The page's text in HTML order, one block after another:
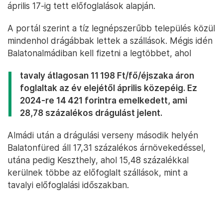
április 17-ig tett előfoglalások alapján.
A portál szerint a tíz legnépszerűbb település közül
mindenhol drágábbak lettek a szállások. Mégis idén
Balatonalmádiban kell fizetni a legtöbbet, ahol
tavaly átlagosan 11 198 Ft/fő/éjszaka áron
foglaltak az év elejétől április közepéig. Ez
2024-re 14 421 forintra emelkedett, ami
28,78 százalékos drágulást jelent.
Almádi után a drágulási verseny második helyén
Balatonfüred áll 17,31 százalékos árnövekedéssel,
utána pedig Keszthely, ahol 15,48 százalékkal
kerülnek többe az előfoglalt szállások, mint a
tavalyi előfoglalási időszakban.